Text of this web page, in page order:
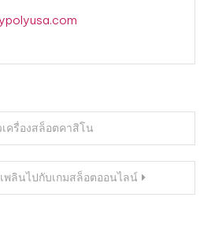
เครื่องสล็อตคาสิโน
พลินไปกับเกมสล็อตออนไลน์